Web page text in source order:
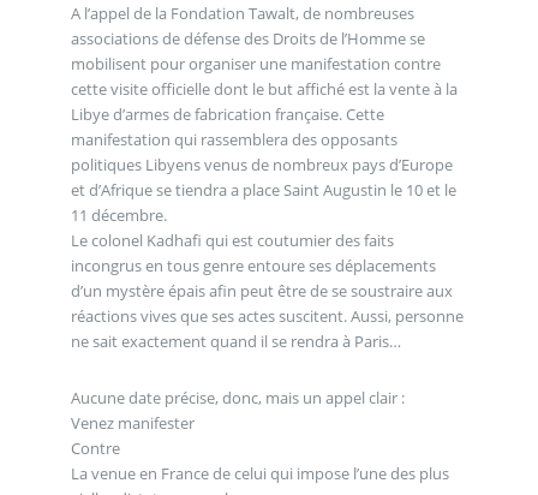
A l’appel de la Fondation Tawalt, de nombreuses
associations de défense des Droits de l’Homme se
mobilisent pour organiser une manifestation contre
cette visite officielle dont le but affiché est la vente à la
Libye d’armes de fabrication française. Cette
manifestation qui rassemblera des opposants
politiques Libyens venus de nombreux pays d’Europe
et d’Afrique se tiendra a place Saint Augustin le 10 et le
11 décembre.
Le colonel Kadhafi qui est coutumier des faits
incongrus en tous genre entoure ses déplacements
d’un mystère épais afin peut être de se soustraire aux
réactions vives que ses actes suscitent. Aussi, personne
ne sait exactement quand il se rendra à Paris…
Aucune date précise, donc, mais un appel clair :
Venez manifester
Contre
La venue en France de celui qui impose l’une des plus